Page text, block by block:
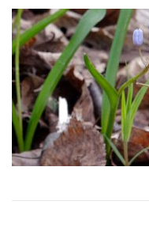
ČTENÍ A POVĚSTI
ROUBENÉ STAVBY